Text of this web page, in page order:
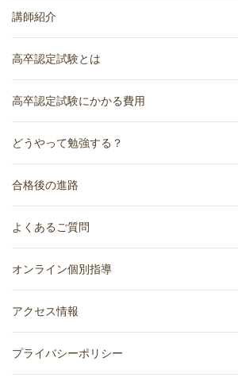
講師紹介
高卒認定試験とは
高卒認定試験にかかる費用
どうやって勉強する？
合格後の進路
よくあるご質問
オンライン個別指導
アクセス情報
プライバシーポリシー